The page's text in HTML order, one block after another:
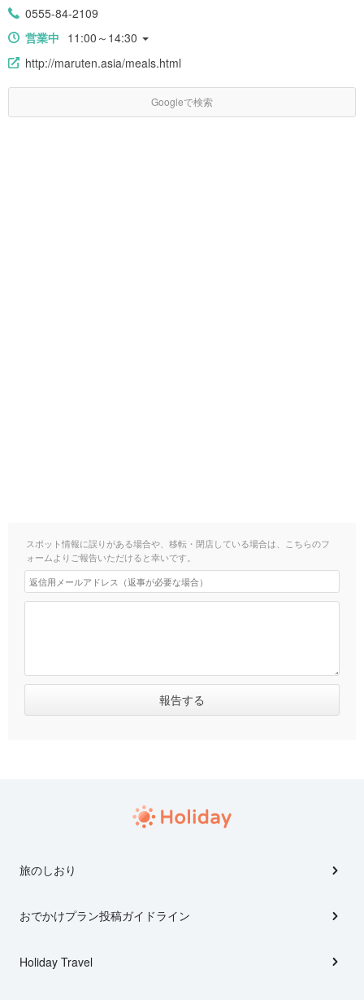
0555-84-2109
営業中 11:00～14:30
http://maruten.asia/meals.html
Googleで検索
スポット情報に誤りがある場合や、移転・閉店している場合は、こちらのフ
ォームよりご報告いただけると幸いです。
旅のしおり
おでかけプラン投稿ガイドライン
Holiday Travel